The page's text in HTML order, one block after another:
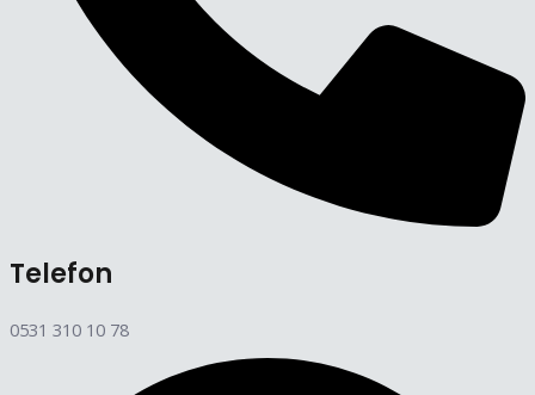
Telefon
0531 310 10 78